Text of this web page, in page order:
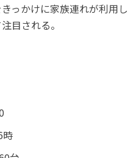
っかけに家族連れが利用し
目される。
時